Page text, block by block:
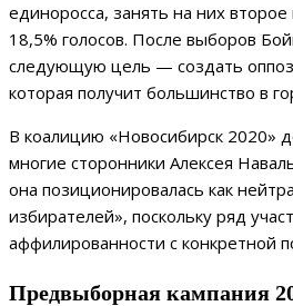
единоросса, занять на них
18,5% голосов. После выборов
следующую цель — создать
которая получит большинство в
В коалицию «Новосибирск 2020»
многие сторонники Алексея
она позиционировалась как
избирателей», поскольку ряд
аффилированности с конкретной
Предвыборная кампания